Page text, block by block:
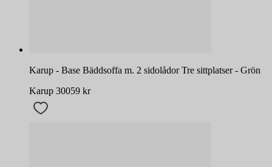
Karup - Base Bäddsoffa m. 2 sidolådor Tre sittplatser - Grön
Karup 30059 kr